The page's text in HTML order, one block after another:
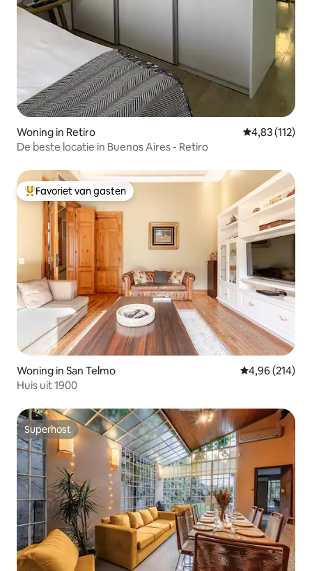
Woning in Retiro Gemiddelde
4,83 (112)
De beste locatie in Buenos Aires - Retiro
Topfavoriet van gasten
Favoriet van gasten
Woning in San Telmo Gemiddelde
4,96 (214)
Huis uit 1900
Superhost
Superhost